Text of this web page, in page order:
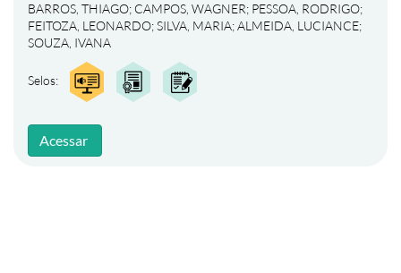
BARROS, THIAGO; CAMPOS, WAGNER; PESSOA, RODRIGO;
FEITOZA, LEONARDO;SILVA, MARIA;ALMEIDA, LUCIANCE;
SOUZA, IVANA
Selos:
Acessar